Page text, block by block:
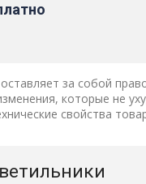
за собой
которые не
свойства